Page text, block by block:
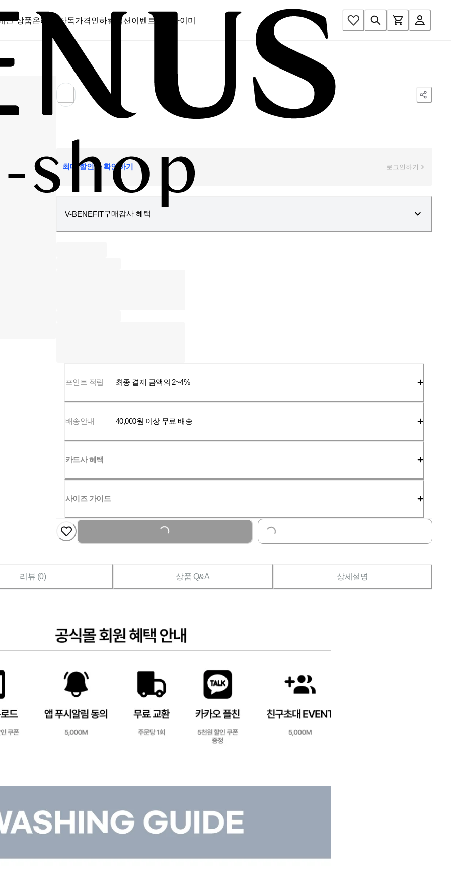
인 상품온라인 단독가격인하컬렉션이벤트 스캔바이미
최대 할인가 확인하기 로그인하기
V-BENEFIT구매감사 혜택
포인트 적립 최종 결제 금액의 2~4%
배송안내 40,000원 이상 무료 배송
카드사 혜택
사이즈 가이드
Loading... Loading...
리뷰 (0) 상품 Q&A 상세설명